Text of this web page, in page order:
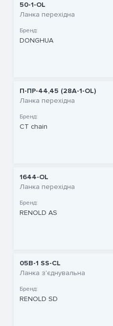
50-1-OL
Ланка перехідна
Бренд:
DONGHUA
П-ПР-44,45 (28A-1-OL)
Ланка перехідна
Бренд:
CT chain
1644-OL
Ланка перехідна
Бренд:
RENOLD AS
05B-1 SS-CL
Ланка з'єднувальна
Бренд:
RENOLD SD